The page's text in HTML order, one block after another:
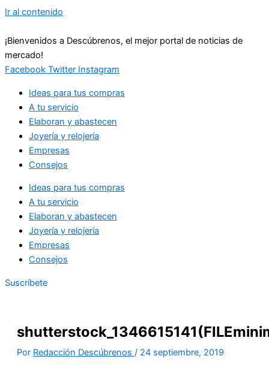
Ir al contenido
¡Bienvenidos a Descúbrenos, el mejor portal de noticias de
mercado!
Facebook Twitter Instagram
Ideas para tus compras
A tu servicio
Elaboran y abastecen
Joyería y relojería
Empresas
Consejos
Ideas para tus compras
A tu servicio
Elaboran y abastecen
Joyería y relojería
Empresas
Consejos
Suscríbete
Por Redacción Descúbrenos / 24 septiembre, 2019